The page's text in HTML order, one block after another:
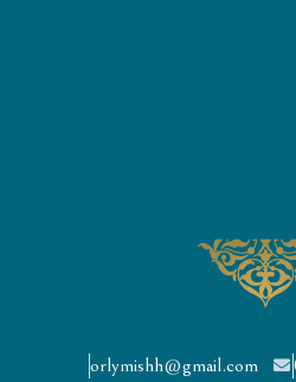
orlymishh@gmail.com